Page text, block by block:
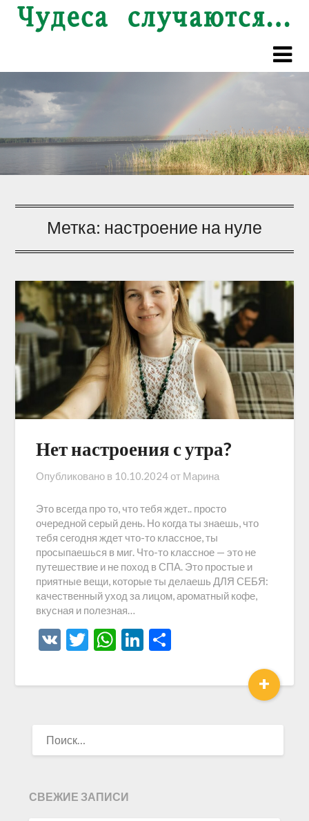
Перейти
Метка: настроение на нуле
Нет настроения с утра?
Опубликовано в 10.10.2024от Марина
Это всегда про то, что тебя ждет.. просто
очередной серый день. Но когда ты знаешь, что
тебя сегодня ждет что-то классное, ты
просыпаешься в миг. Что-то классное — это не
путешествие и не поход в СПА. Это простые и
приятные вещи, которые ты делаешь ДЛЯ СЕБЯ:
качественный уход за лицом, ароматный кофе,
вкусная и полезная…
VK Twitter
WhatsApp
LinkedIn
+
СВЕЖИЕ ЗАПИСИ